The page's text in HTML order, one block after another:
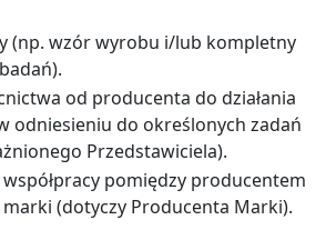
(np. wzór wyrobu i/lub kompletny
od producenta do działania
odniesieniu do określonych zadań
Przedstawiciela).
pomiędzy producentem
(dotyczy Producenta Marki).